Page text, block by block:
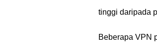
tinggi daripada
Beberapa VPN